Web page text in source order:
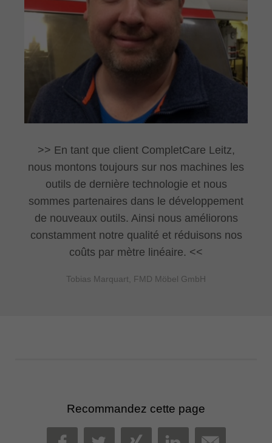
En tant que client CompletCare Leitz,
nous montons toujours sur nos machines les
outils de dernière technologie et nous
sommes partenaires dans le développement
de nouveaux outils. Ainsi nous améliorons
constamment notre qualité et réduisons nos
coûts par mètre linéaire.
Tobias Marquart, FMD Möbel GmbH
Recommandez cette page